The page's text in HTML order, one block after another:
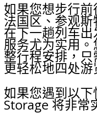
如果您想步行
法国区、参观
在下一趟列车
服务尤为实用
整行程安排，
更轻松地四处游
如果您遇到以下
Storage 将非常